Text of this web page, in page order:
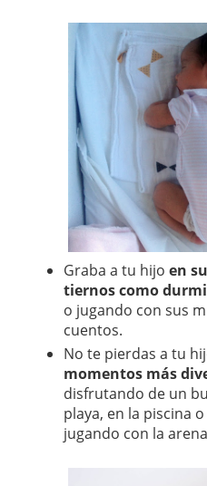
Graba a tu hijo en
tiernos como
o jugando con sus
cuentos.
No te pierdas a tu
momentos más
disfrutando de un
playa, en la piscina
jugando con la